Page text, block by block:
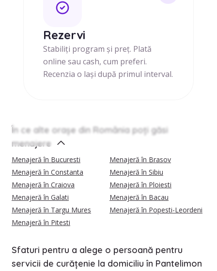
Rezervi
Stabiliți program și preț. Plată
online sau cash, cum preferi.
Recenzia o lași după primul interval.
În ce alte orașe din România poți găsi
menajere
Menajeră în Bucuresti
Menajeră în Brasov
Menajeră în Constanta
Menajeră în Sibiu
Menajeră în Craiova
Menajeră în Ploiesti
Menajeră în Galati
Menajeră în Bacau
Menajeră în Targu Mures
Menajeră în Popesti-Leordeni
Menajeră în Pitesti
Sfaturi pentru a alege o persoană pentru
servicii de curățenie la domiciliu în Pantelimon